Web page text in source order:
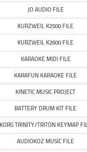
JO AUDIO FILE
KURZWEIL K2500 FILE
KURZWEIL K2600 FILE
KARAOKE MIDI FILE
KARAFUN KARAOKE FILE
KINETIC MUSIC PROJECT
BATTERY DRUM KIT FILE
KORG TRINITY/TRITON KEYMAP
AUDIOKOZ MUSIC FILE